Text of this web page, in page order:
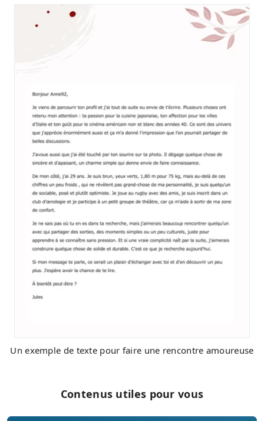
Un exemple de texte pour faire une rencontre amoureuse
Contenus utiles pour vous